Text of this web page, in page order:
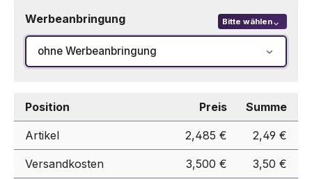
Werbeanbringung Bitte wählen
ohne Werbeanbringung
Position Preis Summe
Artikel 2,485 € 2,49 €
Versandkosten 3,500 € 3,50 €